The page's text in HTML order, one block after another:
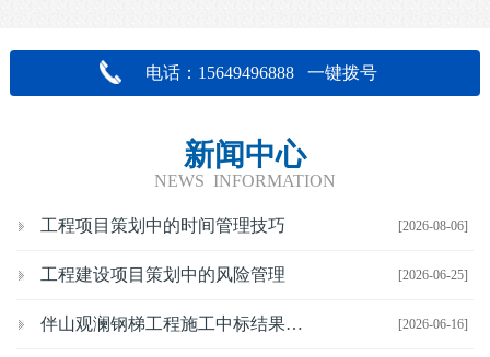
电话：15649496888 一键拨号
新闻中心
NEWS INFORMATION
[2026-08-06]
工程项目策划中的时间管理技巧
[2026-06-25]
工程建设项目策划中的风险管理
[2026-06-16]
伴山观澜钢梯工程施工中标结果公示